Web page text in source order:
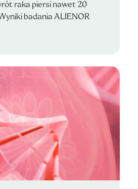
raka piersi nawet 20
badania ALIENOR